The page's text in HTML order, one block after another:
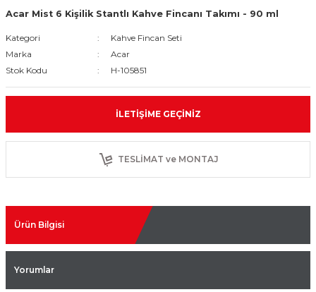
Acar Mist 6 Kişilik Stantlı Kahve Fincanı Takımı - 90 ml
Kategori
Kahve Fincan Seti
Marka
Acar
Stok Kodu
H-105851
İLETIŞIME GEÇINIZ
TESLİMAT ve MONTAJ
Ürün Bilgisi
Yorumlar